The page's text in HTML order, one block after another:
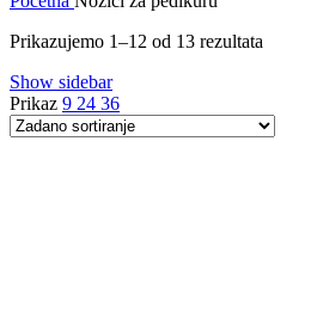
Prikazujemo 1–12 od 13 rezultata
Show sidebar
Prikaz 9 24 36